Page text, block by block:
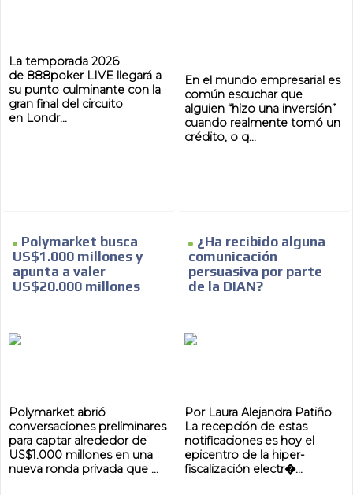
La temporada 2026
de 888poker LIVE llegará a
su punto culminante con la
gran final del circuito
en Londr...
En el mundo empresarial es
común escuchar que
alguien “hizo una inversión”
cuando realmente tomó un
crédito, o q...
Polymarket busca
US$1.000 millones y
apunta a valer
US$20.000 millones
Polymarket abrió
conversaciones preliminares
para captar alrededor de
US$1.000 millones en una
nueva ronda privada que ...
¿Ha recibido alguna
comunicación
persuasiva por parte
de la DIAN?
Por Laura Alejandra Patiño
La recepción de estas
notificaciones es hoy el
epicentro de la hiper-
fiscalización electr�...